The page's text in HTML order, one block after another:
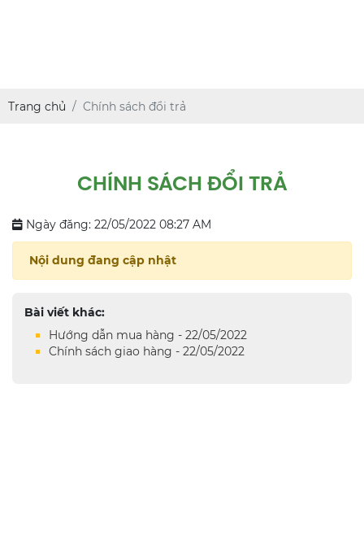
Trang chủ Chính sách đổi trả
CHÍNH SÁCH ĐỔI TRẢ
Ngày đăng: 22/05/2022 08:27 AM
Nội dung đang cập nhật
Bài viết khác:
Hướng dẫn mua hàng - 22/05/2022
Chính sách giao hàng - 22/05/2022